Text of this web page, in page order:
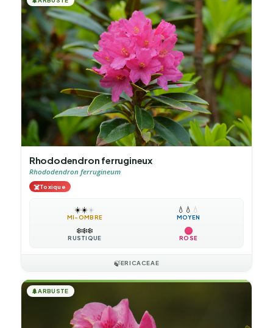
Rhododendron ferrugineux
Rhododendron ferrugineum
☠️Toxique
☀️☀️☀️
MI-OMBRE
💧 💧 💧
MOYEN
❄️❄️❄️
RUSTIQUE ROSE
🍃ERICACEAE
🌲ARBUSTE